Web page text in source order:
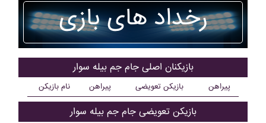
رخداد های بازی
بازیکنان اصلی جام جم بيله سوار
نام بازیکن پیراهن بازیکن تعویضی پیراهن
بازیکن تعویضی جام جم بيله سوار